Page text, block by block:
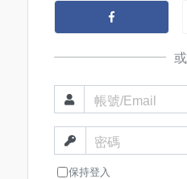
或
帳號/Email
密碼
保持登入